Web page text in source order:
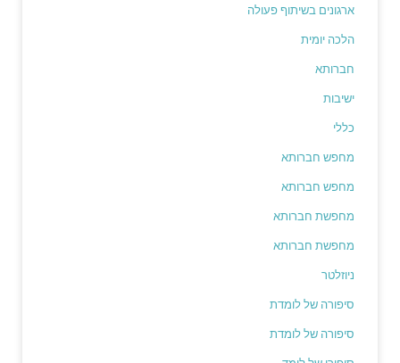
ארגונים בשיתוף פעולה
הלכה יומית
חברותא
ישיבות
כללי
מחפש חברותא
מחפש חברותא
מחפשת חברותא
מחפשת חברותא
ניוזלטר
סיפורה של לומדת
סיפורה של לומדת